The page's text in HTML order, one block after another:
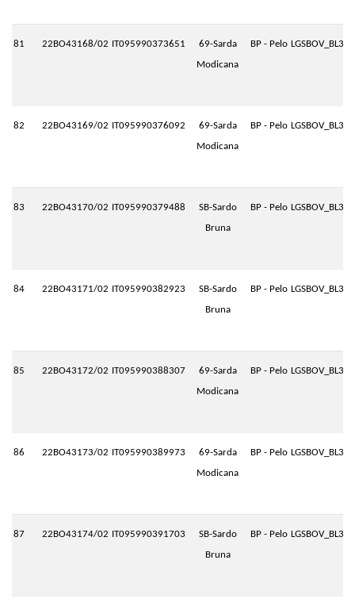
81 22BO43168/02 IT095990373651
69-Sarda
Modicana
BP - Pelo LGSBOV_BL3.P
82 22BO43169/02 IT095990376092
69-Sarda
Modicana
BP - Pelo LGSBOV_BL3.P
83 22BO43170/02 IT095990379488
SB-Sardo
Bruna
BP - Pelo LGSBOV_BL3.P
84 22BO43171/02 IT095990382923
SB-Sardo
Bruna
BP - Pelo LGSBOV_BL3.P
85 22BO43172/02 IT095990388307
69-Sarda
Modicana
BP - Pelo LGSBOV_BL3.P
86 22BO43173/02 IT095990389973
69-Sarda
Modicana
BP - Pelo LGSBOV_BL3.P
87 22BO43174/02 IT095990391703
SB-Sardo
Bruna
BP - Pelo LGSBOV_BL3.P